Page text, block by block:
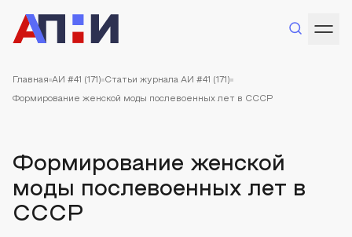
Главная АИ #41 (171) Статьи журнала АИ #41 (171)
Формирование женской моды послевоенных лет в СССР
Формирование женской
моды послевоенных лет в
СССР